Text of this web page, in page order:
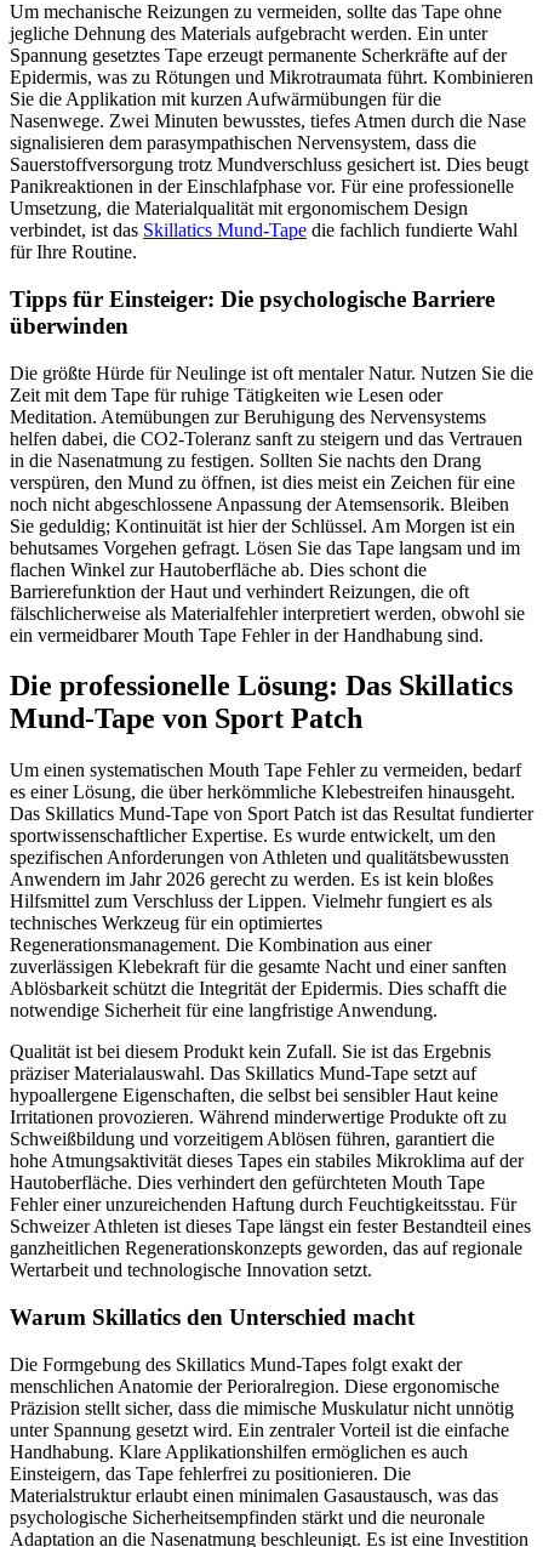
Um mechanische Reizungen zu vermeiden, sollte das Tape ohne
jegliche Dehnung des Materials aufgebracht werden. Ein unter
Spannung gesetztes Tape erzeugt permanente Scherkräfte auf der
Epidermis, was zu Rötungen und Mikrotraumata führt. Kombinieren
Sie die Applikation mit kurzen Aufwärmübungen für die
Nasenwege. Zwei Minuten bewusstes, tiefes Atmen durch die Nase
signalisieren dem parasympathischen Nervensystem, dass die
Sauerstoffversorgung trotz Mundverschluss gesichert ist. Dies beugt
Panikreaktionen in der Einschlafphase vor. Für eine professionelle
Umsetzung, die Materialqualität mit ergonomischem Design
verbindet, ist das Skillatics Mund-Tape die fachlich fundierte Wahl
für Ihre Routine.
Tipps für Einsteiger: Die psychologische Barriere
überwinden
Die größte Hürde für Neulinge ist oft mentaler Natur. Nutzen Sie die
Zeit mit dem Tape für ruhige Tätigkeiten wie Lesen oder
Meditation. Atemübungen zur Beruhigung des Nervensystems
helfen dabei, die CO2-Toleranz sanft zu steigern und das Vertrauen
in die Nasenatmung zu festigen. Sollten Sie nachts den Drang
verspüren, den Mund zu öffnen, ist dies meist ein Zeichen für eine
noch nicht abgeschlossene Anpassung der Atemsensorik. Bleiben
Sie geduldig; Kontinuität ist hier der Schlüssel. Am Morgen ist ein
behutsames Vorgehen gefragt. Lösen Sie das Tape langsam und im
flachen Winkel zur Hautoberfläche ab. Dies schont die
Barrierefunktion der Haut und verhindert Reizungen, die oft
fälschlicherweise als Materialfehler interpretiert werden, obwohl sie
ein vermeidbarer Mouth Tape Fehler in der Handhabung sind.
Die professionelle Lösung: Das Skillatics
Mund-Tape von Sport Patch
Um einen systematischen Mouth Tape Fehler zu vermeiden, bedarf
es einer Lösung, die über herkömmliche Klebestreifen hinausgeht.
Das Skillatics Mund-Tape von Sport Patch ist das Resultat fundierter
sportwissenschaftlicher Expertise. Es wurde entwickelt, um den
spezifischen Anforderungen von Athleten und qualitätsbewussten
Anwendern im Jahr 2026 gerecht zu werden. Es ist kein bloßes
Hilfsmittel zum Verschluss der Lippen. Vielmehr fungiert es als
technisches Werkzeug für ein optimiertes
Regenerationsmanagement. Die Kombination aus einer
zuverlässigen Klebekraft für die gesamte Nacht und einer sanften
Ablösbarkeit schützt die Integrität der Epidermis. Dies schafft die
notwendige Sicherheit für eine langfristige Anwendung.
Qualität ist bei diesem Produkt kein Zufall. Sie ist das Ergebnis
präziser Materialauswahl. Das Skillatics Mund-Tape setzt auf
hypoallergene Eigenschaften, die selbst bei sensibler Haut keine
Irritationen provozieren. Während minderwertige Produkte oft zu
Schweißbildung und vorzeitigem Ablösen führen, garantiert die
hohe Atmungsaktivität dieses Tapes ein stabiles Mikroklima auf der
Hautoberfläche. Dies verhindert den gefürchteten Mouth Tape
Fehler einer unzureichenden Haftung durch Feuchtigkeitsstau. Für
Schweizer Athleten ist dieses Tape längst ein fester Bestandteil eines
ganzheitlichen Regenerationskonzepts geworden, das auf regionale
Wertarbeit und technologische Innovation setzt.
Warum Skillatics den Unterschied macht
Die Formgebung des Skillatics Mund-Tapes folgt exakt der
menschlichen Anatomie der Perioralregion. Diese ergonomische
Präzision stellt sicher, dass die mimische Muskulatur nicht unnötig
unter Spannung gesetzt wird. Ein zentraler Vorteil ist die einfache
Handhabung. Klare Applikationshilfen ermöglichen es auch
Einsteigern, das Tape fehlerfrei zu positionieren. Die
Materialstruktur erlaubt einen minimalen Gasaustausch, was das
psychologische Sicherheitsempfinden stärkt und die neuronale
Adaptation an die Nasenatmung beschleunigt. Es ist eine Investition